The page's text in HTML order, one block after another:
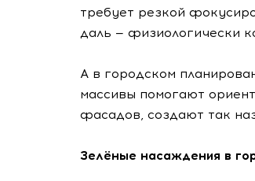
требует резкой
даль — физиологически
А в городском
массивы помогают
фасадов, создают так
Зелёные насаждения в